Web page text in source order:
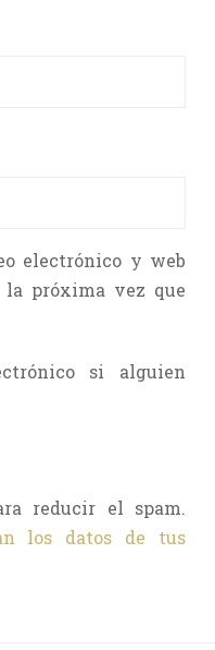
electrónico y web
la próxima vez que
si alguien
reducir el spam.
los datos de tus